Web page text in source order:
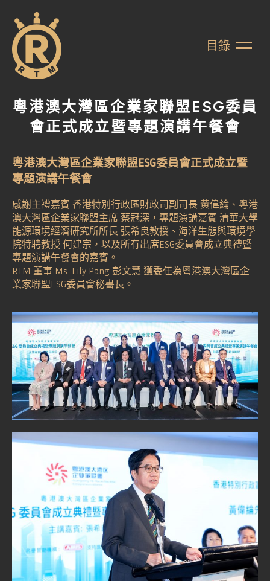
目錄
粵港澳大灣區企業家聯盟ESG委員
會正式成立暨專題演講午餐會
粵港澳大灣區企業家聯盟ESG委員會正式成立暨
專題演講午餐會
感謝主禮嘉賓 香港特別行政區財政司副司長 黃偉綸、粵港
澳大灣區企業家聯盟主席 蔡冠深，專題演講嘉賓 清華大學
能源環境經濟研究所所長 張希良教授、海洋生態與環境學
院特聘教授 何建宗，以及所有出席ESG委員會成立典禮暨
專題演講午餐會的嘉賓。
RTM 董事 Ms. Lily Pang 彭文慧 獲委任為粵港澳大灣區企
業家聯盟ESG委員會秘書長。